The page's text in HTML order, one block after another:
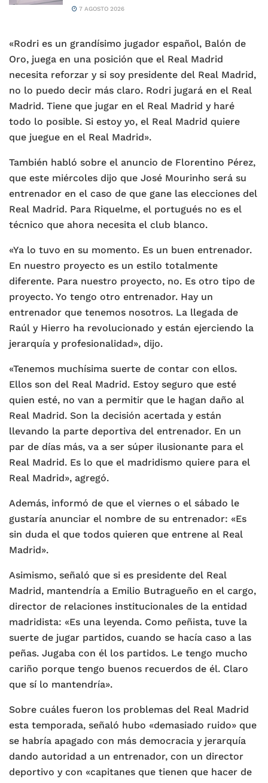
7 AGOSTO 2026
«Rodri es un grandísimo jugador español, Balón de
Oro, juega en una posición que el Real Madrid
necesita reforzar y si soy presidente del Real Madrid,
no lo puedo decir más claro. Rodri jugará en el Real
Madrid. Tiene que jugar en el Real Madrid y haré
todo lo posible. Si estoy yo, el Real Madrid quiere
que juegue en el Real Madrid».
También habló sobre el anuncio de Florentino Pérez,
que este miércoles dijo que José Mourinho será su
entrenador en el caso de que gane las elecciones del
Real Madrid. Para Riquelme, el portugués no es el
técnico que ahora necesita el club blanco.
«Ya lo tuvo en su momento. Es un buen entrenador.
En nuestro proyecto es un estilo totalmente
diferente. Para nuestro proyecto, no. Es otro tipo de
proyecto. Yo tengo otro entrenador. Hay un
entrenador que tenemos nosotros. La llegada de
Raúl y Hierro ha revolucionado y están ejerciendo la
jerarquía y profesionalidad», dijo.
«Tenemos muchísima suerte de contar con ellos.
Ellos son del Real Madrid. Estoy seguro que esté
quien esté, no van a permitir que le hagan daño al
Real Madrid. Son la decisión acertada y están
llevando la parte deportiva del entrenador. En un
par de días más, va a ser súper ilusionante para el
Real Madrid. Es lo que el madridismo quiere para el
Real Madrid», agregó.
Además, informó de que el viernes o el sábado le
gustaría anunciar el nombre de su entrenador: «Es
sin duda el que todos quieren que entrene al Real
Madrid».
Asimismo, señaló que si es presidente del Real
Madrid, mantendría a Emilio Butragueño en el cargo,
director de relaciones institucionales de la entidad
madridista: «Es una leyenda. Como peñista, tuve la
suerte de jugar partidos, cuando se hacía caso a las
peñas. Jugaba con él los partidos. Le tengo mucho
cariño porque tengo buenos recuerdos de él. Claro
que sí lo mantendría».
Sobre cuáles fueron los problemas del Real Madrid
esta temporada, señaló hubo «demasiado ruido» que
se habría apagado con más democracia y jerarquía
dando autoridad a un entrenador, con un director
deportivo y con «capitanes que tienen que hacer de